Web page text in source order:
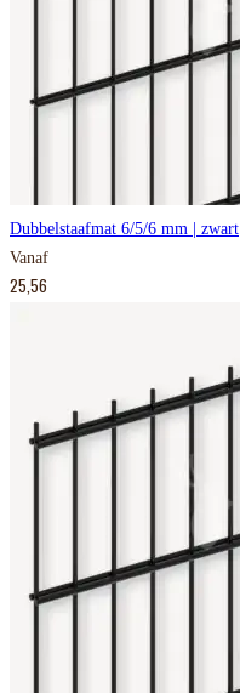
Dubbelstaafmat 6/5/6 mm | zwart
Vanaf
25,56